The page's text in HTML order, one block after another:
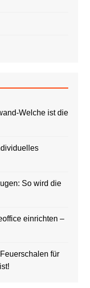
Welche ist die
So wird die
einrichten –
für